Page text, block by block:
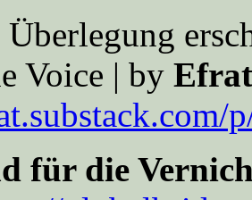
Überlegung
Voice | by
für die